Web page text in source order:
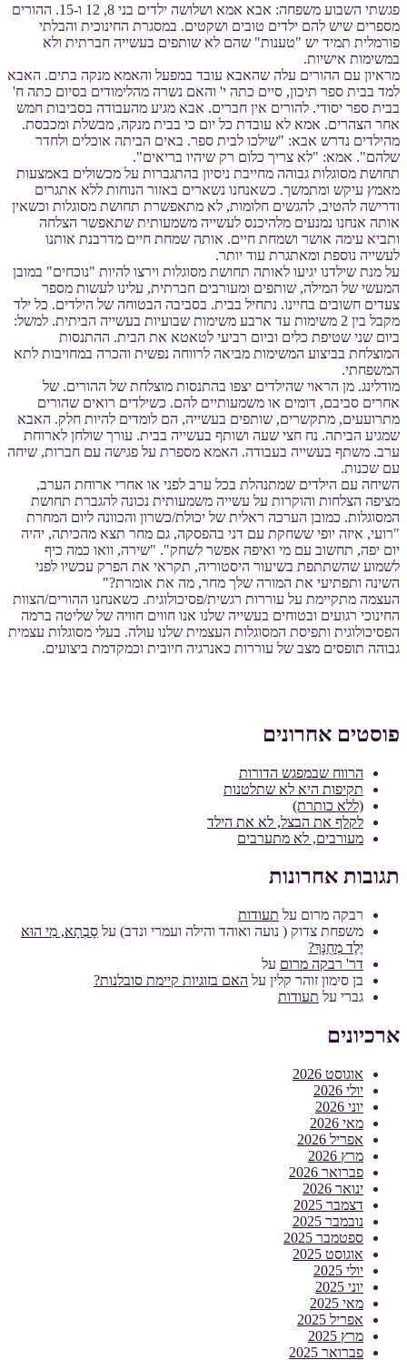
פגשתי השבוע משפחה: אבא אמא ושלושה ילדים בני 8, 12 ו-15. ההורים
מספרים שיש להם ילדים טובים ושקטים. במסגרת החינוכית והבלתי
פורמלית תמיד יש "טענות" שהם לא שותפים בעשייה חברתית ולא
במשימות אישיות.
מראיון עם ההורים עלה שהאבא עובד במפעל והאמא מנקה בתים. האבא
למד בבית ספר תיכון, סיים כתה י' והאם נשרה מהלימודים בסיום כתה ח'
בבית ספר יסודי. להורים אין חברים. אבא מגיע מהעבודה בסביבות חמש
אחר הצהרים. אמא לא עובדת כל יום כי בבית מנקה, מבשלת ומכבסת.
מהילדים נדרש אבא: "שילכו לבית ספר. באים הביתה אוכלים ולחדר
שלהם". אמא: "לא צריך כלום רק שיהיו בריאים".
תחושת מסוגלות גבוהה מחייבת ניסיון בהתגברות על מכשולים באמצעות
מאמץ עיקש ומתמשך. כשאנחנו נשארים באזור הנוחות ללא אתגרים
ודרישה להטיב, להגשים חלומות, לא מתאפשרת תחושת מסוגלות וכשאין
אותה אנחנו נמנעים מלהיכנס לעשייה משמעותית שתאפשר הצלחה
ותביא עימה אושר ושמחת חיים. אותה שמחת חיים מדרבנת אותנו
לעשייה נוספת ומאתגרת עוד יותר.
על מנת שילדנו יגיעו לאותה תחושת מסוגלות וירצו להיות "נוכחים" במובן
המעשי של המילה, שותפים ומעורבים חברתית, עלינו לעשות מספר
צעדים חשובים בחיינו. נתחיל בבית. בסביבה הבטוחה של הילדים. כל ילד
מקבל בין 2 משימות עד ארבע משימות שבועיות בעשייה הביתית. למשל:
ביום שני שטיפת כלים וביום רביעי לטאטא את הבית. ההתנסות
המוצלחת בביצוע המשימות מביאה לרווחה נפשית והכרה במחויבות לתא
המשפחתי.
מודלינג. מן הראוי שהילדים יצפו בהתנסות מוצלחת של ההורים. של
אחרים סביבם, דומים או משמעותיים להם. כשילדים רואים שהורים
מתרועעים, מתקשרים, שותפים בעשייה, הם לומדים להיות חלק. האבא
שמגיע הביתה. נח חצי שעה ושותף בעשייה בבית. עורך שולחן לארוחת
ערב. משתף בעשייה בעבודה. האמא מספרת על פגישה עם חברות, שיחה
עם שכנות.
השיחה עם הילדים שמתנהלת בכל ערב לפני או אחרי ארוחת הערב,
מציפה הצלחות והוקרות על עשייה משמעותית נכונה להגברת תחושת
המסוגלות. כמובן הערכה ראלית של יכולת/כשרון והכוונה ליום המחרת
"רועי, איזה יופי ששחקת עם דני בהפסקה, גם מחר תצא מהכיתה, יהיה
יום יפה, תחשוב עם מי ואיפה אפשר לשחק". "שירה, וואו כמה כיף
לשמוע שהשתתפת בשיעור היסטוריה, תקראי את הפרק עכשיו לפני
השינה ותפתיעי את המורה שלך מחר, מה את אומרת?"
העצמה מתקיימת על עוררות רגשית/פסיכולוגית. כשאנחנו ההורים/הצוות
החינוכי רגועים ובטוחים בעשייה שלנו אנו חווים חוויה של שליטה ברמה
הפסיכולוגית ותפיסת המסוגלות העצמית שלנו עולה. בעלי מסוגלות עצמית
גבוהה תופסים מצב של עוררות כאנרגיה חיובית וכמקדמת ביצועים.
פוסטים אחרונים
הרווח שבמפגש הדורות
תקיפות היא לא שתלטנות
(ללא כותרת)
לקלף את הבצל, לא את הילד
מעורבים, לא מתערבים
תגובות אחרונות
רבקה מרום על תעודות
משפחת צדוק ( נועה ואוהד והילה ועמרי ונדב) על סָבְתָא, מִי הוּא
יֶלֶד מְחֻנָּךְ?
דר' רבקה מרום על
בן סימון זוהר קלין על האם בזוגיות קיימת סובלנות?
גברי על תעודות
ארכיונים
אוגוסט 2026
יולי 2026
יוני 2026
מאי 2026
אפריל 2026
מרץ 2026
פברואר 2026
ינואר 2026
דצמבר 2025
נובמבר 2025
ספטמבר 2025
אוגוסט 2025
יולי 2025
יוני 2025
מאי 2025
אפריל 2025
מרץ 2025
פברואר 2025